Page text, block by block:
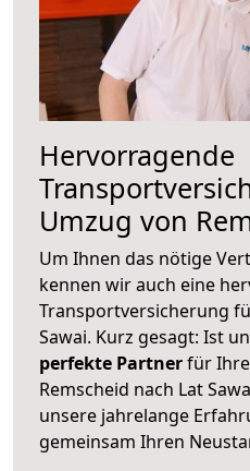
Hervorragende
Umzug von
Um Ihnen das nötige
kennen wir auch eine
Transportversicherung
Sawai. Kurz gesagt: Ist
perfekte Partnerfür
Remscheid nach Lat
unsere jahrelange
gemeinsam Ihren